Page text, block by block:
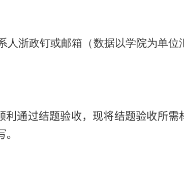
人浙政钉或邮箱（数据以学院为单位
通过结题验收，现将结题验收所需